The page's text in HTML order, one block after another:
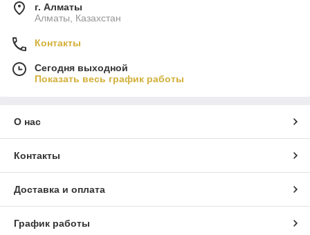
г. Алматы
Алматы, Казахстан
Контакты
Сегодня выходной
Показать весь график работы
О нас
Контакты
Доставка и оплата
График работы